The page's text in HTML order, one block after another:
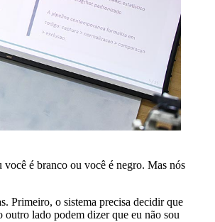
é branco ou você é negro. Mas nós
Primeiro, o sistema precisa decidir que
outro lado podem dizer que eu não sou